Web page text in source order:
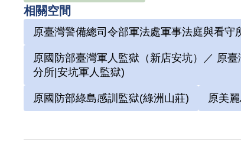
相關空間
原臺灣警備總司令部軍法處軍事法庭與看
原國防部臺灣軍人監獄（新店安坑）／ 原
分所|安坑軍人監獄)
原國防部綠島感訓監獄(綠洲山莊) 原美